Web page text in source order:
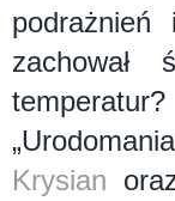
zachował
Krysian